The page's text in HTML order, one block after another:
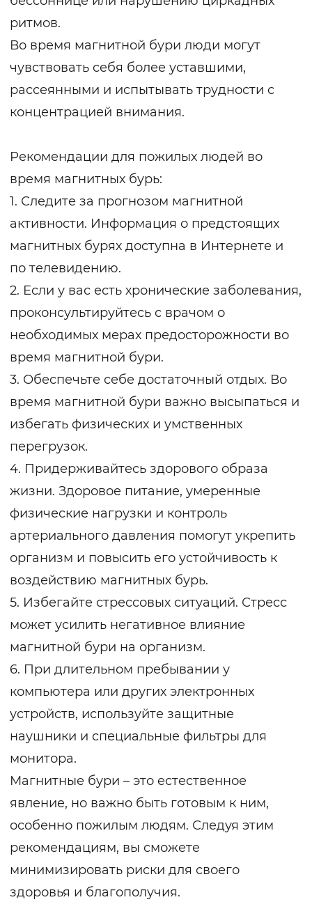
ритмов.
Во время магнитной бури люди могут
чувствовать себя более уставшими,
рассеянными и испытывать трудности с
концентрацией внимания.
Рекомендации для пожилых людей во
время магнитных бурь:
1. Следите за прогнозом магнитной
активности. Информация о предстоящих
магнитных бурях доступна в Интернете и
по телевидению.
2. Если у вас есть хронические заболевания,
проконсультируйтесь с врачом о
необходимых мерах предосторожности во
время магнитной бури.
3. Обеспечьте себе достаточный отдых. Во
время магнитной бури важно высыпаться и
избегать физических и умственных
перегрузок.
4. Придерживайтесь здорового образа
жизни. Здоровое питание, умеренные
физические нагрузки и контроль
артериального давления помогут укрепить
организм и повысить его устойчивость к
воздействию магнитных бурь.
5. Избегайте стрессовых ситуаций. Стресс
может усилить негативное влияние
магнитной бури на организм.
6. При длительном пребывании у
компьютера или других электронных
устройств, используйте защитные
наушники и специальные фильтры для
монитора.
Магнитные бури – это естественное
явление, но важно быть готовым к ним,
особенно пожилым людям. Следуя этим
рекомендациям, вы сможете
минимизировать риски для своего
здоровья и благополучия.